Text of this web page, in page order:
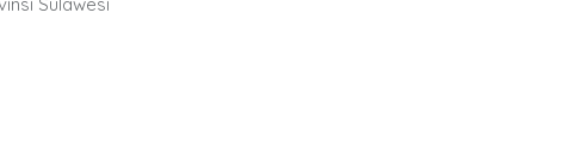
Sulawesi